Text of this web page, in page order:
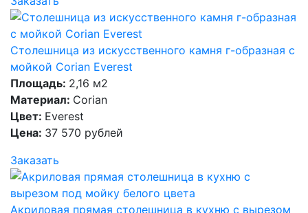
Столешница из искусственного камня г-образная с
мойкой Corian Everest
Площадь: 2,16 м2
Материал: Corian
Цвет: Everest
Цена: 37 570 рублей
Заказать
Акриловая прямая столешница в кухню c вырезом